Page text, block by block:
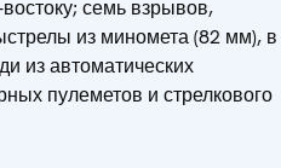
семь взрывов,
из миномета (82 мм), в
из автоматических
пулеметов и стрелкового